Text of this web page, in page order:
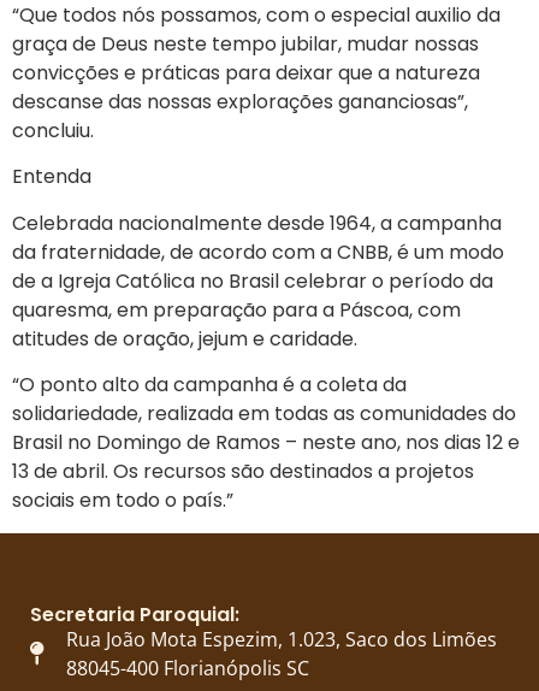
“Que todos nós possamos, com o especial auxilio da
graça de Deus neste tempo jubilar, mudar nossas
convicções e práticas para deixar que a natureza
descanse das nossas explorações gananciosas”,
concluiu.
Entenda
Celebrada nacionalmente desde 1964, a campanha
da fraternidade, de acordo com a CNBB, é um modo
de a Igreja Católica no Brasil celebrar o período da
quaresma, em preparação para a Páscoa, com
atitudes de oração, jejum e caridade.
“O ponto alto da campanha é a coleta da
solidariedade, realizada em todas as comunidades do
Brasil no Domingo de Ramos – neste ano, nos dias 12 e
13 de abril. Os recursos são destinados a projetos
sociais em todo o país.”
Secretaria Paroquial:
Rua João Mota Espezim, 1.023, Saco dos Limões
88045-400 Florianópolis SC